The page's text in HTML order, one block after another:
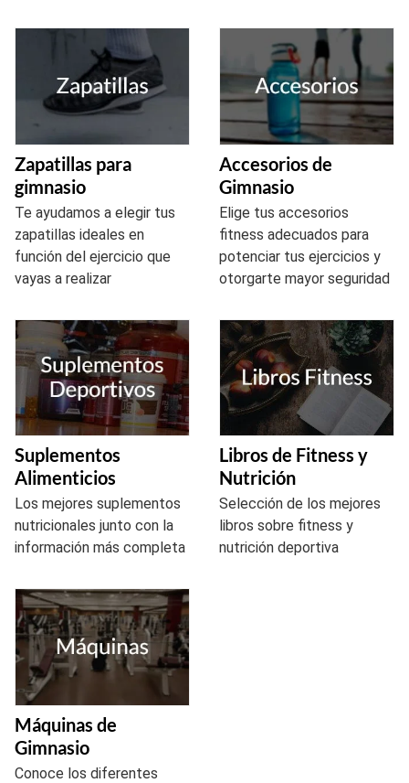
Zapatillas para
gimnasio
Te ayudamos a elegir tus
zapatillas ideales en
función del ejercicio que
vayas a realizar
Accesorios de
Gimnasio
Elige tus accesorios
fitness adecuados para
potenciar tus ejercicios y
otorgarte mayor seguridad
Suplementos
Alimenticios
Los mejores suplementos
nutricionales junto con la
información más completa
Libros de Fitness y
Nutrición
Selección de los mejores
libros sobre fitness y
nutrición deportiva
Máquinas de
Gimnasio
Conoce los diferentes